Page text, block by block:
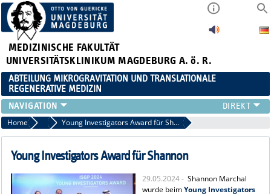
MEDIZINISCHE FAKULTÄT
UNIVERSITÄTSKLINIKUM MAGDEBURG A. ö. R.
ABTEILUNG MIKROGRAVITATION UND TRANSLATIONALE
REGENERATIVE MEDIZIN
FORSCHUNG
LEHRE
VERANSTALTUNGEN
TEAM
Home Aktuelles Young Investigators Award für Shannon
Young Investigators Award für Shannon
29.05.2024 -Shannon Marchal
wurde beimYoung Investigators